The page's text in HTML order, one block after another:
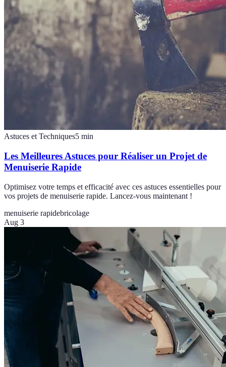
Astuces et Techniques5 min
Les Meilleures Astuces pour Réaliser un Projet de
Menuiserie Rapide
Optimisez votre temps et efficacité avec ces astuces essentielles pour
vos projets de menuiserie rapide. Lancez-vous maintenant !
menuiserie rapidebricolage
Aug 3